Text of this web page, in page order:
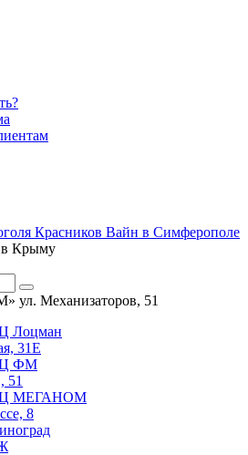
в Крыму
ул. Механизаторов, 51
Лоцман
31Е
ФМ
51
ТЦ МЕГАНОМ
8